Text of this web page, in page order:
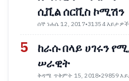
ሲቪል ሰርቪስ ኮሚሽን
ሰኞ ነሐሴ 12, 2017•31354 እይታዎች
5
ከራሱ በላይ ሀገሩን
ሠራዊት
ቅዳሜ ጥቅምት 15, 2018•29859